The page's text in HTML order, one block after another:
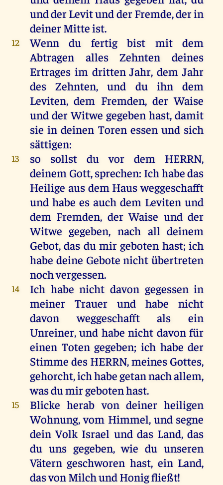
undderLevitundderFremde,derin
deinerMitteist.
12 Wenn du fertig bist mit
dem
Abtragen alles Zehnten
deines
Ertrages im dritten Jahr,dem Jahr
des
Zehnten,und du ihn
dem
Leviten,dem Fremden, der Waise
und der Witwe gegeben hast,damit
sie in deinen Toren essen und sich
sättigen:
13 so sollst du vor dem HERRN,
deinem Gott,sprechen: Ichhabedas
Heilige aus dem Hausweggeschafft
und habe es auch dem Leviten und
dem Fremden, der Waise und der
Witwe gegeben, nach all deinem
Gebot,das du mir geboten hast;ich
habe deine Gebote nicht übertreten
nochvergessen.
14 Ich habe nicht davon gegessen in
meiner
Trauer und habe
nicht
davonweggeschafftals
ein
Unreiner,und habe nicht davon für
einen Toten gegeben; ich habe der
Stimme des HERRN,meines Gottes,
gehorcht,ichhabegetannachallem,
wasdumirgebotenhast.
15 Blickeherab von deiner heiligen
Wohnung,vom Himmel, und segne
dein Volk Israel und das Land,das
du uns gegeben,wie du unseren
Vätern geschworen hast, ein Land,
dasvonMilchundHonigfließt!